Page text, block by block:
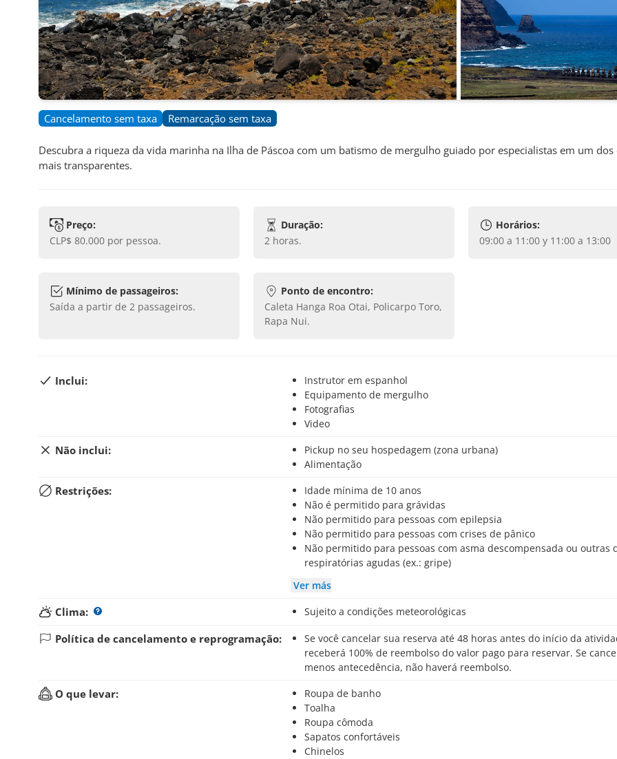
Cancelamento sem taxa Remarcação sem taxa
Descubra a riqueza da vida marinha na Ilha de Páscoa com um batismo de mergulho guiado por especialistas em um dos
mais transparentes.
Preço:
CLP$ 80.000 por pessoa.
Duração:
2 horas.
Horários:
09:00 a 11:00 y 11:00 a 13:00
Mínimo de passageiros:
Saída a partir de 2 passageiros.
Ponto de encontro:
Caleta Hanga Roa Otai, Policarpo Toro,
Rapa Nui.
Inclui:
Instrutor em espanhol
Equipamento de mergulho
Fotografias
Video
Não inclui:
Pickup no seu hospedagem (zona urbana)
Alimentação
Restrições:
Idade mínima de 10 anos
Não é permitido para grávidas
Não permitido para pessoas com epilepsia
Não permitido para pessoas com crises de pânico
Não permitido para pessoas com asma descompensada ou outras doenças
respiratórias agudas (ex.: gripe)
Ver más
Clima: Sujeito a condições meteorológicas
Política de cancelamento e reprogramação:
Se você cancelar sua reserva até 48 horas antes do início da atividade,
receberá 100% de reembolso do valor pago para reservar. Se
menos antecedência, não haverá reembolso.
O que levar:
Roupa de banho
Toalha
Roupa cômoda
Sapatos confortáveis
Chinelos